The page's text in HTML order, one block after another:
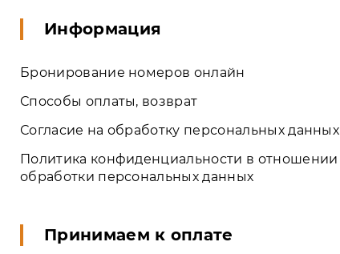
Информация
Бронирование номеров онлайн
Способы оплаты, возврат
Согласие на обработку персональных данных
Политика конфиденциальности в отношении
обработки персональных данных
Принимаем к оплате